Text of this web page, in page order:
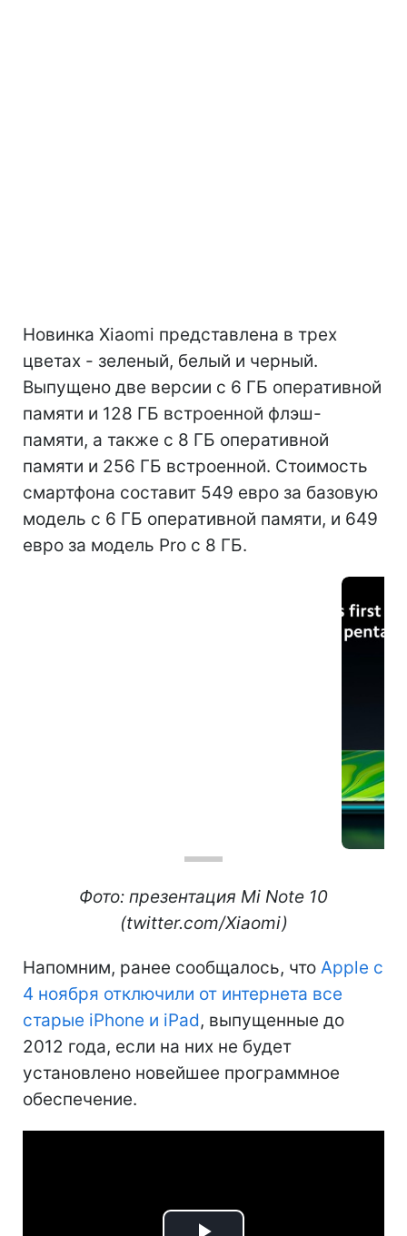
Новинка Xiaomi представлена в трех
цветах - зеленый, белый и черный.
Выпущено две версии с 6 ГБ оперативной
памяти и 128 ГБ встроенной флэш-
памяти, а также с 8 ГБ оперативной
памяти и 256 ГБ встроенной. Стоимость
смартфона составит 549 евро за базовую
модель с 6 ГБ оперативной памяти, и 649
евро за модель Pro с 8 ГБ.
Фото: презентация Mi Note 10
(twitter.com/Xiaomi)
Напомним, ранее сообщалось, что Apple с
4 ноября отключили от интернета все
старые iPhone и iPad, выпущенные до
2012 года, если на них не будет
установлено новейшее программное
обеспечение.